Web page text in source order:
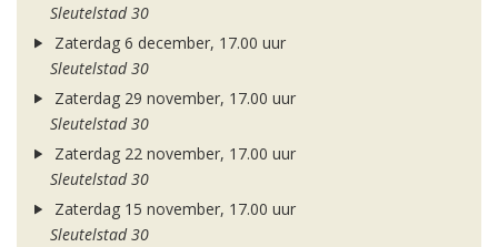
Sleutelstad 30
Zaterdag 6 december, 17.00 uur
Sleutelstad 30
Zaterdag 29 november, 17.00 uur
Sleutelstad 30
Zaterdag 22 november, 17.00 uur
Sleutelstad 30
Zaterdag 15 november, 17.00 uur
Sleutelstad 30